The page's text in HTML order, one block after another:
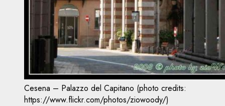
Cesena – Palazzo del Capitano (photo credits:
https://www.flickr.com/photos/ziowoody/)